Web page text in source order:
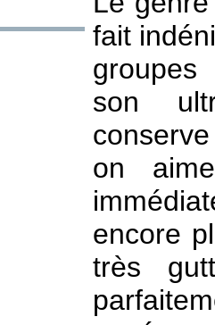
fait
groupes
son
on
encore
très